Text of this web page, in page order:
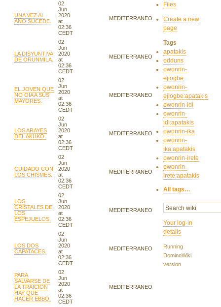
UNA VEZ AL
AÑO SUCEDE.
02
Jun
2020
at
02:36
CEDT
MEDITERRANEO
LA DISYUNTIVA
DE ORUNMILA.
02
Jun
2020
at
02:36
CEDT
MEDITERRANEO
EL JOVEN QUE
NO OIA A SUS
MAYORES.
02
Jun
2020
at
02:36
CEDT
MEDITERRANEO
LOS ARAYES
DEL AKUKO.
02
Jun
2020
at
02:36
CEDT
MEDITERRANEO
CUIDADO CON
LOS CHISMES.
02
Jun
2020
at
02:36
CEDT
MEDITERRANEO
LOS
CRISTALES DE
LOS
ESPEJUELOS.
02
Jun
2020
at
02:36
CEDT
MEDITERRANEO
LOS DOS
CAPATACES.
02
Jun
2020
at
02:36
CEDT
MEDITERRANEO
PARA
SALVARSE DE
LA TRAICION
HAY QUE
HACER EBBO.
02
Jun
2020
at
02:36
CEDT
MEDITERRANEO
Files
Create a new
page
Tags
apatakis
odduns
owonrin-
ejiogbe
owonrin-
ejiogbe:apatakis
owonrin-idi
owonrin-
idi:apatakis
owonrin-ika
owonrin-
ika:apatakis
owonrin-irete
owonrin-
irete:apatakis
All tags…
Your log-in
details
Running
DominoWiki
version